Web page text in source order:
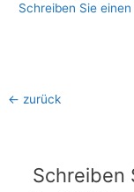
Schreiben Sie
← zurück
Schreiben